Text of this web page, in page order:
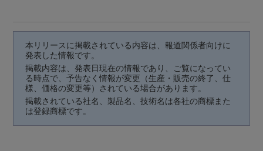
本リリースに掲載されている内容は、報道関係者向けに
発表した情報です。
掲載内容は、発表日現在の情報であり、ご覧になってい
る時点で、予告なく情報が変更（生産・販売の終了、仕
様、価格の変更等）されている場合があります。
掲載されている社名、製品名、技術名は各社の商標また
は登録商標です。